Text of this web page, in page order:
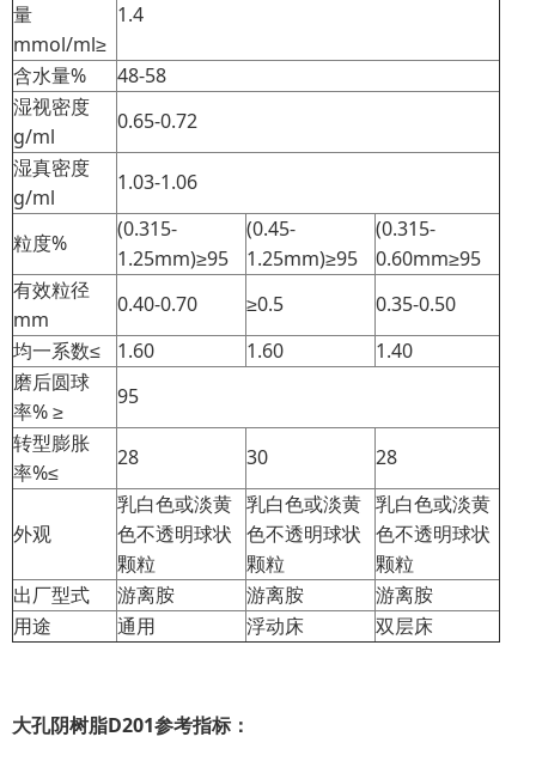
量
mmol/ml≥
1.4
含水量%
48-58
湿视密度
g/ml
0.65-0.72
湿真密度
g/ml
1.03-1.06
粒度%
(0.315-
1.25mm)≥95
(0.45-
1.25mm)≥95
(0.315-
0.60mm≥95
有效粒径
mm
0.40-0.70 ≥0.5
0.35-0.50
均一系数≤
1.60 1.60
1.40
磨后圆球
率% ≥
95
转型膨胀
率%≤
28 30 28
外观
乳白色或淡黄
色不透明球状
颗粒
乳白色或淡黄
色不透明球状
颗粒
乳白色或淡黄
色不透明球状
颗粒
出厂型式
游离胺 游离胺
游离胺
用途
通用 浮动床 双层床
大孔阴树脂D201参考指标：